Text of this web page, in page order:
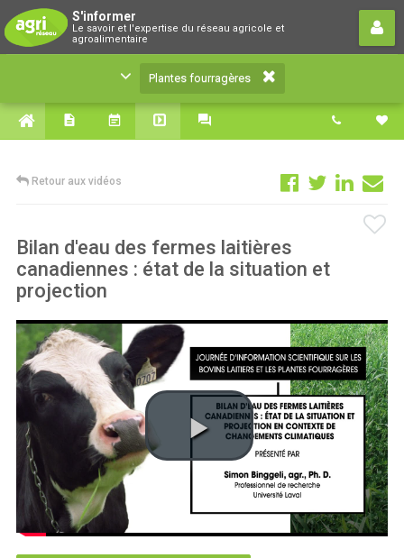
S'informer
Le savoir et l'expertise du réseau agricole et
agroalimentaire
Plantes fourragères
Le savoir et l'expertise du réseau agricole et
agroalimentaire
Plantes fourragères
Retour aux vidéos
Bilan d'eau des fermes laitières
canadiennes : état de la situation et
projection